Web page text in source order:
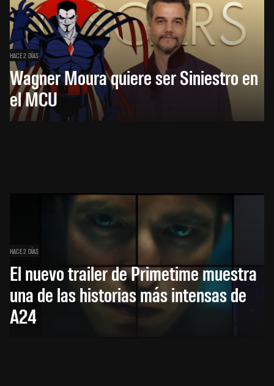
HACE 2 DÍAS
Wagner Moura quiere ser Siniestro en
el MCU
HACE 2 DÍAS
El nuevo trailer de Primetime muestra
una de las historias más intensas de
A24